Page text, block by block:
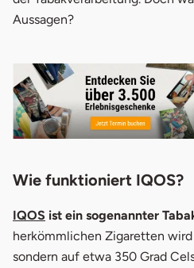
4. Studienlage zu IQOS
Aussagen?
Wie funktioniert IQOS?
IQOS ist ein sogenannter
herkömmlichen Zigaretten
sondern auf etwa 350 Grad